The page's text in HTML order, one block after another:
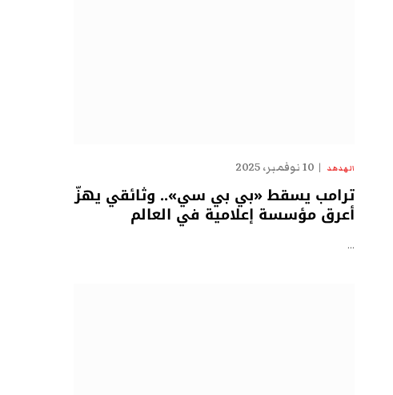
الهدهد 10 نوفمبر، 2025
ترامب يسقط «بي بي سي».. وثائقي يهزّ
أعرق مؤسسة إعلامية في العالم
…